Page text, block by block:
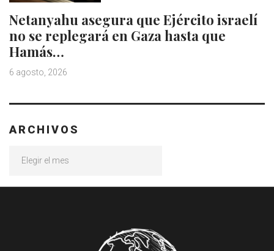
Netanyahu asegura que Ejército israelí
no se replegará en Gaza hasta que
Hamás…
6 agosto, 2026
ARCHIVOS